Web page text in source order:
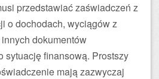
przedstawiać zaświadczeń z
o dochodach, wyciągów z
dokumentów
sytuację finansową. Prostszy
mają zazwyczaj